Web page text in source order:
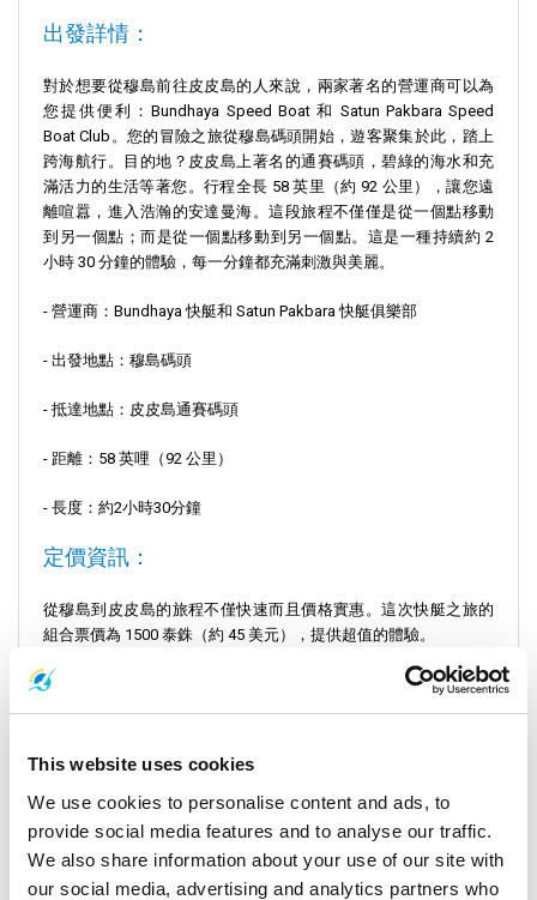
This website uses cookies
We use cookies to personalise content and ads, to
provide social media features and to analyse our traffic.
We also share information about your use of our site with
our social media, advertising and analytics partners who
出發詳情：
對於想要從穆島前往皮皮島的人來說，兩家著名的營運商可以為
您提供便利：Bundhaya Speed Boat 和 Satun Pakbara Speed
Boat Club。您的冒險之旅從穆島碼頭開始，遊客聚集於此，踏上
跨海航行。目的地？皮皮島上著名的通賽碼頭，碧綠的海水和充
滿活力的生活等著您。行程全長 58 英里（約 92 公里），讓您遠
離喧囂，進入浩瀚的安達曼海。這段旅程不僅僅是從一個點移動
到另一個點；而是從一個點移動到另一個點。這是一種持續約 2
小時 30 分鐘的體驗，每一分鐘都充滿刺激與美麗。
- 營運商：Bundhaya 快艇和 Satun Pakbara 快艇俱樂部
- 出發地點：穆島碼頭
- 抵達地點：皮皮島通賽碼頭
- 距離：58 英哩（92 公里）
- 長度：約2小時30分鐘
定價資訊：
從穆島到皮皮島的旅程不僅快速而且價格實惠。這次快艇之旅的
組合票價為 1500 泰銖（約 45 美元），提供超值的體驗。
入住須知：
機手續。這樣可以有充足的時間來管理登機證和任何最後一刻的
重要旅行訊息
- 時刻表：每天 2 班次，皆於上午 11:00 出發，為您的旅遊計畫提